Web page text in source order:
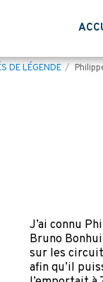
DE LÉGENDE
J’ai connu
Bruno
sur les
afin qu’il